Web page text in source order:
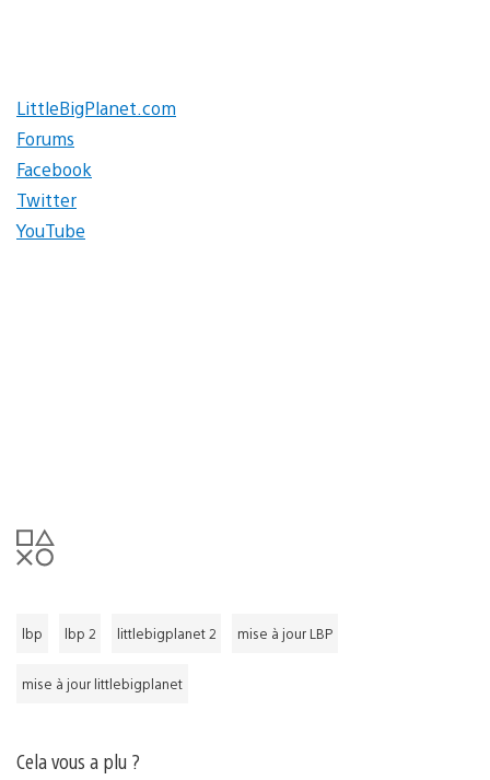
LittleBigPlanet.com
Forums
Facebook
Twitter
YouTube
lbp lbp 2 littlebigplanet 2 mise à jour LBP
mise à jour littlebigplanet
Cela vous a plu ?